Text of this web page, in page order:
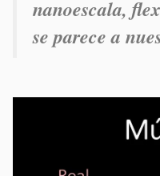
nanoescala,
se parece a